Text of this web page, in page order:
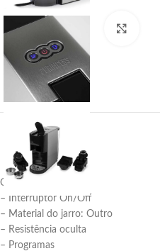
Observações:
– Interruptor On/Off
– Material do jarro: Outro
– Resistência oculta
– Programas